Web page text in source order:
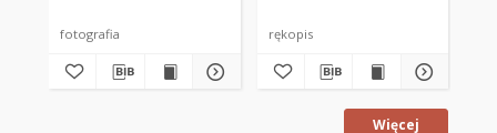
fotografia rękopis
Więcej